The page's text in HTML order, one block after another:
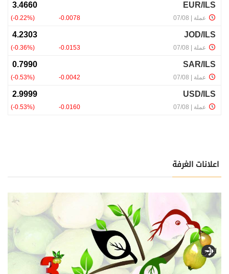
اعلانات الغرفة
التالي